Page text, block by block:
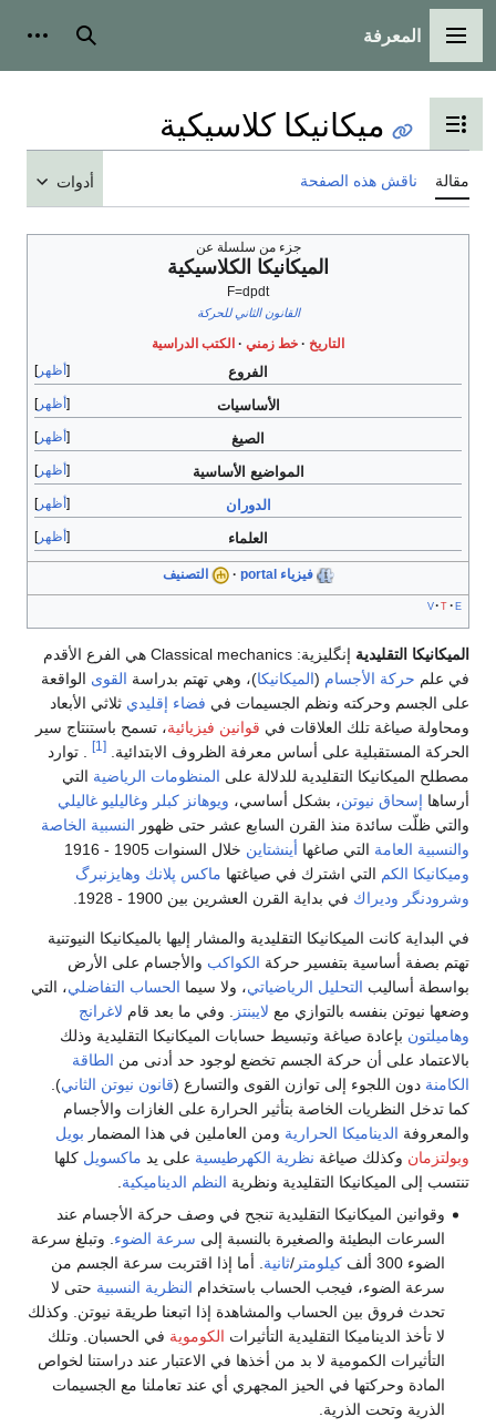
القائمة الرئيسية
المعرفة بحث
تبديل عرض جدول المحتويات
ميكانيكا كلاسيكية
مقالة ناقش هذه الصفحة أدوات
جزء من سلسلة عن
الميكانيكا الكلاسيكية
F=dpdt
القانون الثاني للحركة
التاريخ خط زمني
الكتب الدراسية
أظهر
الفروع
أظهر الأساسيات
أظهر الصيغ
أظهر المواضيع الأساسية
أظهر الدوران
أظهر العلماء
فيزياء portal
التصنيف
v t e
الميكانيكا التقليدية إنگليزية: Classical mechanics هي الفرع الأقدم
في علم حركة الأجسام (الميكانيكا)، وهي تهتم بدراسة القوى الواقعة
على الجسم وحركته ونظم الجسيمات في فضاء إقليدي ثلاثي الأبعاد
ومحاولة صياغة تلك العلاقات في قوانين فيزيائية، تسمح باستنتاج سير
الحركة المستقبلية على أساس معرفة الظروف الابتدائية. [1]
. توارد
مصطلح الميكانيكا التقليدية للدلالة على المنظومات الرياضية التي
أرساها إسحاق نيوتن، بشكل أساسي، ويوهانز كبلر وغاليليو غاليلي
والتي ظلّت سائدة منذ القرن السابع عشر حتى ظهور النسبية الخاصة
والنسبية العامة التي صاغها أينشتاين خلال السنوات 1905 - 1916
وميكانيكا الكم التي اشترك في صياغتها ماكس پلانك وهايزنبرگ
وشرودنگر وديراك في بداية القرن العشرين بين 1900 - 1928.
في البداية كانت الميكانيكا التقليدية والمشار إليها بالميكانيكا النيوتنية
تهتم بصفة أساسية بتفسير حركة الكواكب والأجسام على الأرض
بواسطة أساليب التحليل الرياضياتي، ولا سيما الحساب التفاضلي، التي
وضعها نيوتن بنفسه بالتوازي مع لايبنتز . وفي ما بعد قام لاغرانج
وهاميلتون بإعادة صياغة وتبسيط حسابات الميكانيكا التقليدية وذلك
بالاعتماد على أن حركة الجسم تخضع لوجود حد أدنى من الطاقة
الكامنة دون اللجوء إلى توازن القوى والتسارع (قانون نيوتن الثاني).
كما تدخل النظريات الخاصة بتأثير الحرارة على الغازات والأجسام
والمعروفة الديناميكا الحرارية ومن العاملين في هذا المضمار بويل
وبولتزمان وكذلك صياغة نظرية الكهرطيسية على يد ماكسويل كلها
تنتسب إلى الميكانيكا التقليدية ونظرية النظم الديناميكية.
وقوانين الميكانيكا التقليدية تنجح في وصف حركة الأجسام عند
السرعات البطيئة والصغيرة بالنسبة إلى سرعة الضوء. وتبلغ سرعة
الضوء 300 ألف
كيلومتر/ثانية. أما إذا اقتربت سرعة الجسم من
سرعة الضوء، فيجب الحساب باستخدام النظرية النسبية حتى لا
تحدث فروق بين الحساب والمشاهدة إذا اتبعنا طريقة نيوتن. وكذلك
لا تأخذ الديناميكا التقليدية التأثيرات الكوموية في الحسبان. وتلك
التأثيرات الكمومية لا بد من أخذها في الاعتبار عند دراستنا لخواص
المادة وحركتها في الحيز المجهري أي عند تعاملنا مع الجسيمات
الذرية وتحت الذرية.